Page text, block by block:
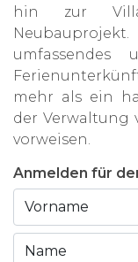
hin zur
mehr als ein
der Verwaltung
vorweisen.
Anmelden für